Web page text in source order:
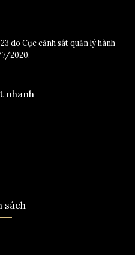
do Cục cảnh sát quản lý hành
7/2020.
nhanh
sách